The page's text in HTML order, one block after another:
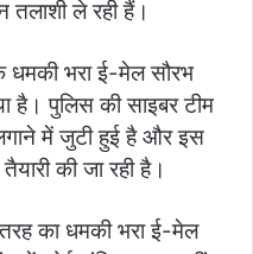
तलाशी ले रही हैं।
धमकी भरा ई-मेल सौरभ
है। पुलिस की साइबर टीम
में जुटी हुई है और इस
की जा रही है।
का धमकी भरा ई-मेल